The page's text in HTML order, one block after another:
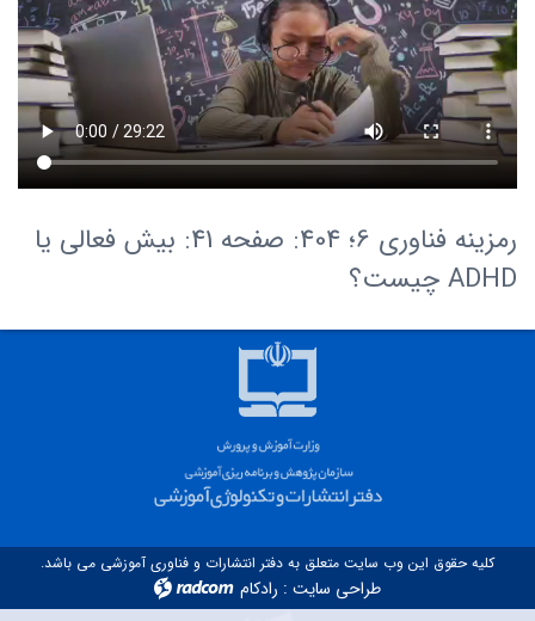
رمزینه فناوری 6؛ 404: صفحه 41: بیش فعالی یا
ADHD چیست؟
کلیه حقوق این وب سایت متعلق به دفتر انتشارات و فناوری آموزشی می باشد.
طراحی سایت : رادکام radcom